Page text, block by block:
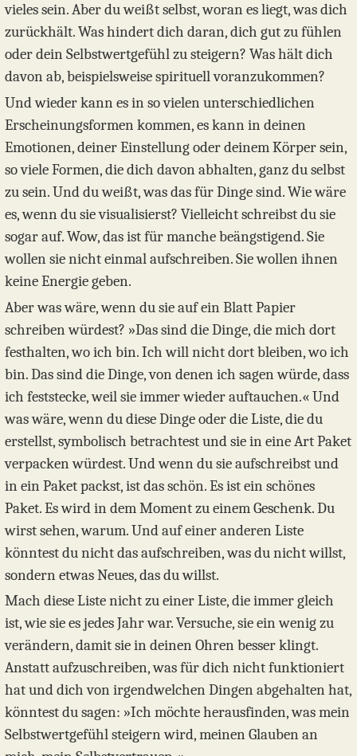
vieles sein. Aber du weißt selbst, woran es liegt, was dich
zurückhält. Was hindert dich daran, dich gut zu fühlen
oder dein Selbstwertgefühl zu steigern? Was hält dich
davon ab, beispielsweise spirituell voranzukommen?
Und wieder kann es in so vielen unterschiedlichen
Erscheinungsformen kommen, es kann in deinen
Emotionen, deiner Einstellung oder deinem Körper sein,
so viele Formen, die dich davon abhalten, ganz du selbst
zu sein. Und du weißt, was das für Dinge sind. Wie wäre
es, wenn du sie visualisierst? Vielleicht schreibst du sie
sogar auf. Wow, das ist für manche beängstigend. Sie
wollen sie nicht einmal aufschreiben. Sie wollen ihnen
keine Energie geben.
Aber was wäre, wenn du sie auf ein Blatt Papier
schreiben würdest? »Das sind die Dinge, die mich dort
festhalten, wo ich bin. Ich will nicht dort bleiben, wo ich
bin. Das sind die Dinge, von denen ich sagen würde, dass
ich feststecke, weil sie immer wieder auftauchen.« Und
was wäre, wenn du diese Dinge oder die Liste, die du
erstellst, symbolisch betrachtest und sie in eine Art Paket
verpacken würdest. Und wenn du sie aufschreibst und
in ein Paket packst, ist das schön. Es ist ein schönes
Paket. Es wird in dem Moment zu einem Geschenk. Du
wirst sehen, warum. Und auf einer anderen Liste
könntest du nicht das aufschreiben, was du nicht willst,
sondern etwas Neues, das du willst.
Mach diese Liste nicht zu einer Liste, die immer gleich
ist, wie sie es jedes Jahr war. Versuche, sie ein wenig zu
verändern, damit sie in deinen Ohren besser klingt.
Anstatt aufzuschreiben, was für dich nicht funktioniert
hat und dich von irgendwelchen Dingen abgehalten hat,
könntest du sagen: »Ich möchte herausfinden, was mein
Selbstwertgefühl steigern wird, meinen Glauben an